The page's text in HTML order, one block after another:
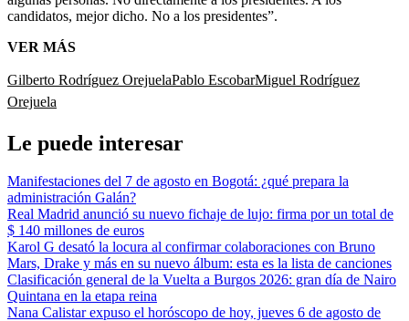
candidatos, mejor dicho. No a los presidentes”.
VER MÁS
Gilberto Rodríguez OrejuelaPablo EscobarMiguel Rodríguez
Orejuela
Le puede interesar
Manifestaciones del 7 de agosto en Bogotá: ¿qué prepara la
administración Galán?
Real Madrid anunció su nuevo fichaje de lujo: firma por un total de
$ 140 millones de euros
Karol G desató la locura al confirmar colaboraciones con Bruno
Mars, Drake y más en su nuevo álbum: esta es la lista de canciones
Clasificación general de la Vuelta a Burgos 2026: gran día de Nairo
Quintana en la etapa reina
Nana Calistar expuso el horóscopo de hoy, jueves 6 de agosto de